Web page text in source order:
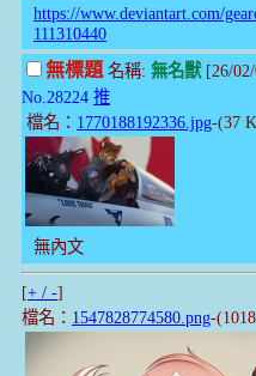
https://www.deviantart.com/
111310440
無標題名稱: 無名獸[26/
No.28224 推
檔名： 1770188192336.jpg-(37
無內文
[+ / -]
檔名： 1547828774580.png-